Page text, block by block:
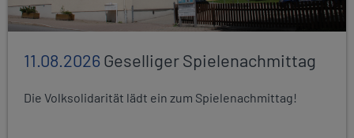
11.08.2026Geselliger Spielenachmittag
Die Volksolidarität lädt ein zum Spielenachmittag!